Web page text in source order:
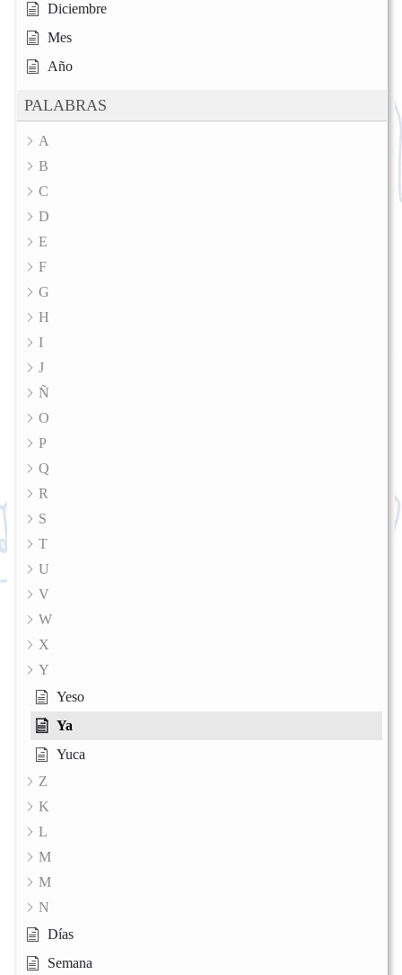
Diciembre
Mes
Año
PALABRAS
A
B
C
D
E
F
G
H
I
J
Ñ
O
P
Q
R
S
T
U
V
W
X
Y
Yeso
Ya
Yuca
Z
K
L
M
M
N
Días
Semana